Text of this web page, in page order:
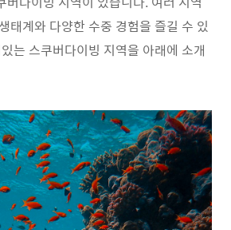
태계와 다양한 수중 경험을 즐길 수 있
는 스쿠버다이빙 지역을 아래에 소개